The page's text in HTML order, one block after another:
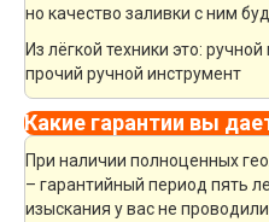
но качество заливки с ним
Из лёгкой техники это:
прочий ручной инструмент
Какие гарантии вы
При наличии полноценных
– гарантийный период пять
изыскания у вас не